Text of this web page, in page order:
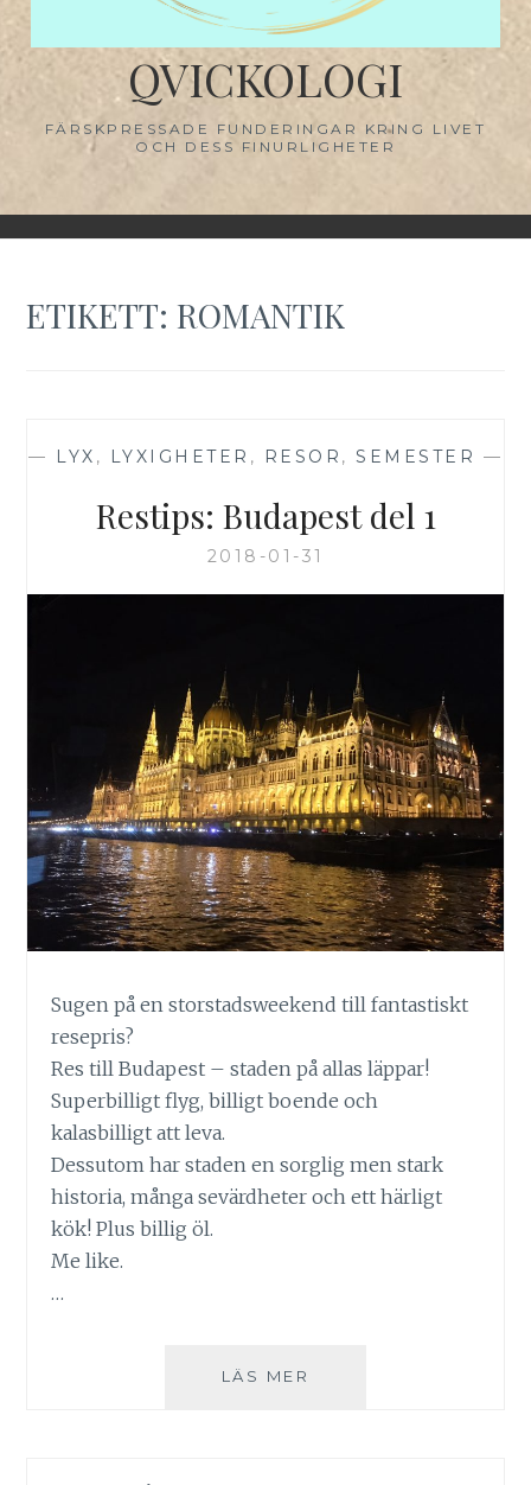
QVICKOLOGI
FÄRSKPRESSADE FUNDERINGAR KRING LIVET
OCH DESS FINURLIGHETER
ETIKETT:ROMANTIK
— LYX , LYXIGHETER , RESOR , SEMESTER —
Restips: Budapest del 1
2018-01-31
Sugen på en storstadsweekend till fantastiskt
resepris?
Res till Budapest – staden på allas läppar!
Superbilligt flyg, billigt boende och
kalasbilligt att leva.
Dessutom har staden en sorglig men stark
historia, många sevärdheter och ett härligt
kök! Plus billig öl.
Me like.
…
LÄS MER